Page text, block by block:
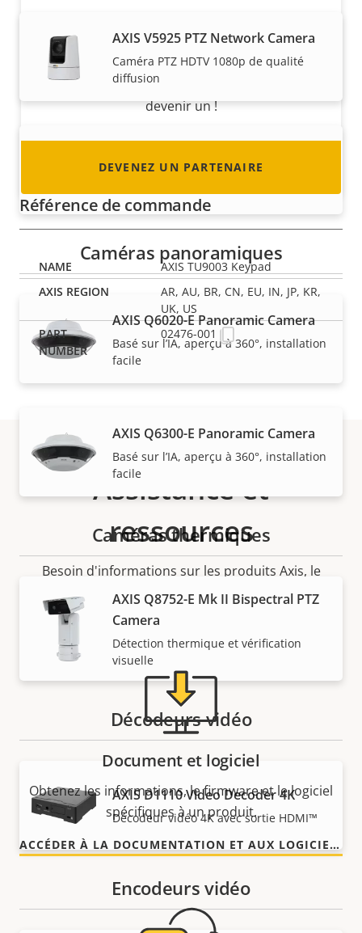
AXIS V5925 PTZ Network Camera
Caméra PTZ HDTV 1080p de qualité
diffusion
AXIS V5938 PTZ Network Camera
Caméras panoramiques
AXIS Q6020-E Panoramic Camera
Basé sur l’IA, aperçu à 360°, installation
facile
AXIS Q6300-E Panoramic Camera
Basé sur l’IA, aperçu à 360°, installation
facile
Caméras thermiques
AXIS Q8752-E Mk II Bispectral PTZ
Camera
Détection thermique et vérification
visuelle
Décodeurs vidéo
AXIS D1110 Video Decoder 4K
Décodeur vidéo 4K avec sortie HDMI™
Encodeurs vidéo
intégrateur système ou un installateur ? Nous
avons des partenaires dans quasiment tous
les pays du monde. Découvrez comment en
devenir un !
DEVENEZ UN PARTENAIRE
Référence de commande
AXIS TU9003 Keypad
AR, AU, BR, CN, EU, IN, JP, KR,
UK, US
02476-001
Assistance et
ressources
Besoin d'informations sur les produits Axis, le
logiciel ou de l'aide d'un expert ?
Document et logiciel
Obtenez les informations, le firmware et le logiciel
spécifiques à un produit.
ACCÉDER À LA DOCUMENTATION ET AUX LOGICIELS